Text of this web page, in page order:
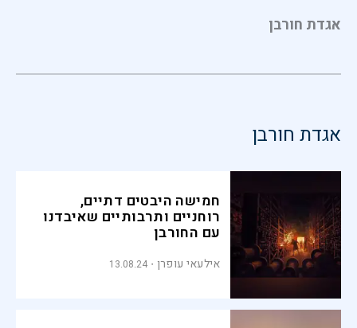
אגדת חורבן
אגדת חורבן
חמישה היבטים דתיים,
רוחניים ותרבותיים שאיבדנו
עם החורבן
אילעאי עופרן 13.08.24